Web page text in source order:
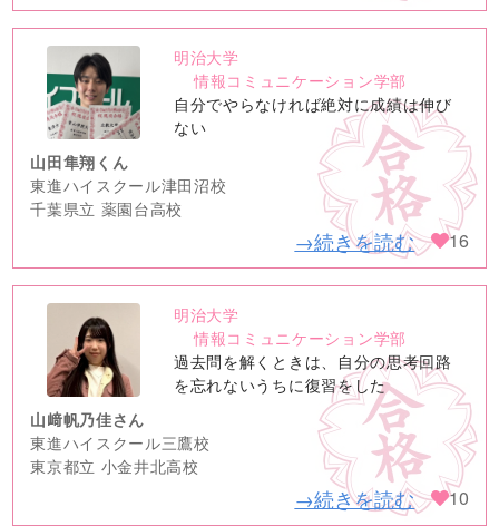
no
image
明治大学
情報コミュニケーション学部
自分でやらなければ絶対に成績は伸び
ない
山田隼翔くん
東進ハイスクール津田沼校
千葉県立 薬園台高校
→続きを読む 16
no
image
明治大学
情報コミュニケーション学部
過去問を解くときは、自分の思考回路
を忘れないうちに復習をした
山﨑帆乃佳さん
東進ハイスクール三鷹校
東京都立 小金井北高校
→続きを読む 10